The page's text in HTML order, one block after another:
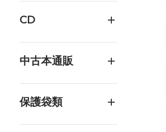
CD
中古本通販
保護袋類